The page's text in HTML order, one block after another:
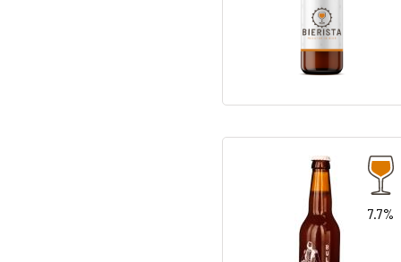
7.7%